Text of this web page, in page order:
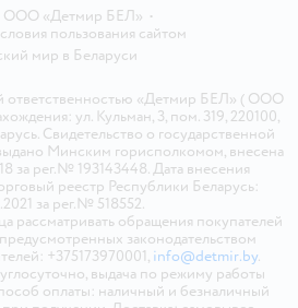
ООО «Детмир БЕЛ» •
пользования сайтом
мир в Беларуси
ответственностью «Детмир БЕЛ» ( ООО
ул. Кульман, 3, пом. 319, 220100,
Свидетельство о государственной
Минским горисполкомом, внесена
за рег.№ 193143448. Дата внесения
реестр Республики Беларусь:
за рег.№ 518552.
рассматривать обращения покупателей
законодательством
+375173970001, info@detmir.by.
выдача по режиму работы
оплаты: наличный и безналичный